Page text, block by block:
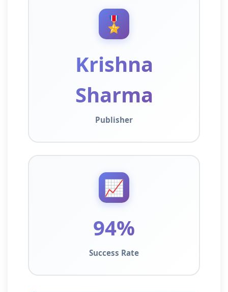
🎖️
Krishna
Sharma
Publisher
📈
94%
Success Rate